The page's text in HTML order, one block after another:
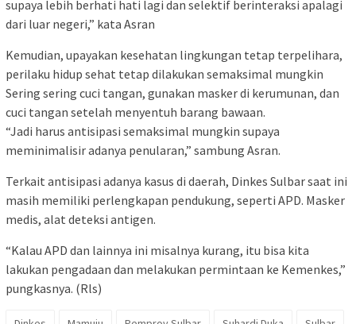
supaya lebih berhati hati lagi dan selektif berinteraksi apalagi
dari luar negeri,” kata Asran
Kemudian, upayakan kesehatan lingkungan tetap terpelihara,
perilaku hidup sehat tetap dilakukan semaksimal mungkin
Sering sering cuci tangan, gunakan masker di kerumunan, dan
cuci tangan setelah menyentuh barang bawaan.
“Jadi harus antisipasi semaksimal mungkin supaya
meminimalisir adanya penularan,” sambung Asran.
Terkait antisipasi adanya kasus di daerah, Dinkes Sulbar saat ini
masih memiliki perlengkapan pendukung, seperti APD. Masker
medis, alat deteksi antigen.
“Kalau APD dan lainnya ini misalnya kurang, itu bisa kita
lakukan pengadaan dan melakukan permintaan ke Kemenkes,”
pungkasnya. (Rls)